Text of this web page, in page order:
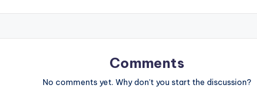
Comments
No comments yet. Why don’t you start the discussion?